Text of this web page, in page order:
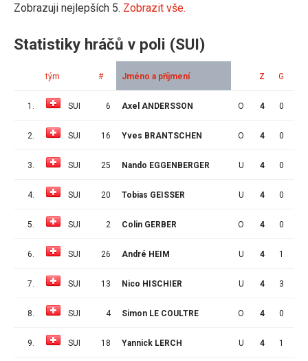
Zobrazuji nejlepších 5. Zobrazit vše.
Statistiky hráčů v poli (SUI)
tým # Jméno a příjmení Z G
1. SUI 6 Axel ANDERSSON O 4 0
2. SUI 16 Yves BRANTSCHEN O 4 0
3. SUI 25 Nando EGGENBERGER U 4 0
4. SUI 20 Tobias GEISSER U 4 0
5. SUI 2 Colin GERBER O 4 0
6. SUI 26 André HEIM U 4 1
7. SUI 13 Nico HISCHIER U 4 3
8. SUI 4 Simon LE COULTRE O 4 0
9. SUI 18 Yannick LERCH U 4 1